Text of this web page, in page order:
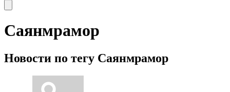
Саянмрамор
Новости по тегу Саянмрамор